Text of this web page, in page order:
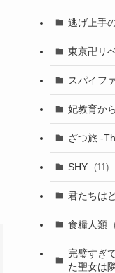
逃げ上手
東京卍リ
スパイフ
妃教育か
ざつ旅 -
SHY (11)
君たちは
食糧人類
完璧すぎ
た聖女は